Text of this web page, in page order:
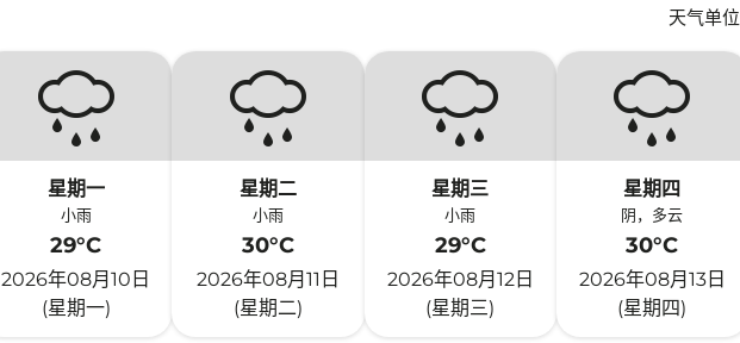
天气单位
星期一
小雨
29°C
2026年08月10日
(星期一)
星期二
小雨
30°C
2026年08月11日
(星期二)
星期三
小雨
29°C
2026年08月12日
(星期三)
星期四
阴，多云
30°C
2026年08月13日
(星期四)